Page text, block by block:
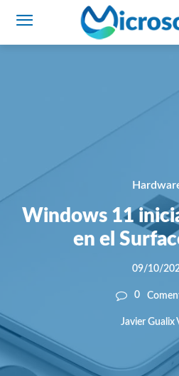
Windows 11
en el
09/10/
0
Javier Gualix